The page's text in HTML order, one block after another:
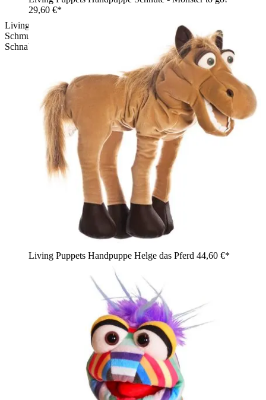
Living Puppets Handpuppe Baroness Schnäppchen
Schmuggel: pinker Zottelvogel mit Zöpfen und gelbem
Schnabel
29,60 €*
Living Puppets Handpuppe Helge das Pferd 44,60 €*